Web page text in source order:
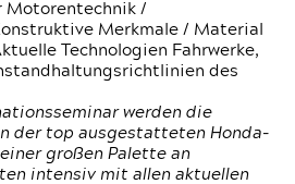
Motorentechnik /
Merkmale / Material
Technologien Fahrwerke,
des
werden die
der top ausgestatteten Honda-
großen Palette an
intensiv mit allen aktuellen